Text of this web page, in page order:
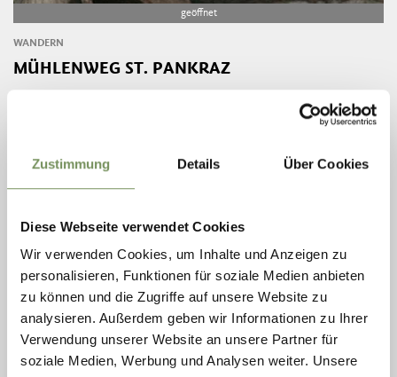
Zustimmung Details Über Cookies
Diese Webseite verwendet Cookies
Wir verwenden Cookies, um Inhalte und Anzeigen zu
personalisieren, Funktionen für soziale Medien anbieten
zu können und die Zugriffe auf unsere Website zu
analysieren. Außerdem geben wir Informationen zu Ihrer
Verwendung unserer Website an unsere Partner für
soziale Medien, Werbung und Analysen weiter. Unsere
geöffnet
WANDERN
MÜHLENWEG ST. PANKRAZ